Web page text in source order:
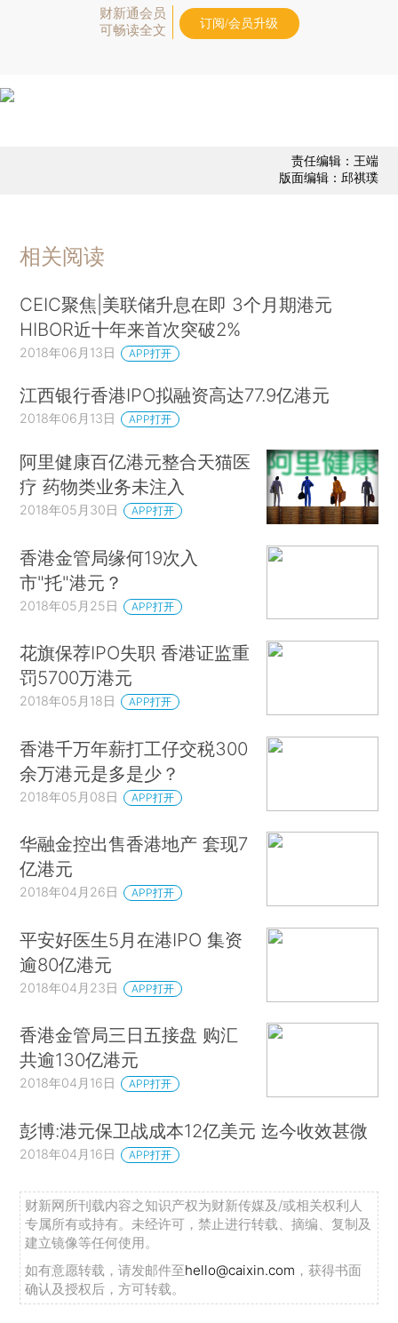
财新通会员
可畅读全文
订阅/会员升级
责任编辑：王端
版面编辑：邱祺璞
相关阅读
CEIC聚焦|美联储升息在即 3个月期港元
HIBOR近十年来首次突破2%
2018年06月13日 APP打开
江西银行香港IPO拟融资高达77.9亿港元
2018年06月13日 APP打开
阿里健康百亿港元整合天猫医
疗 药物类业务未注入
2018年05月30日 APP打开
香港金管局缘何19次入
市"托"港元？
2018年05月25日 APP打开
花旗保荐IPO失职 香港证监重
罚5700万港元
2018年05月18日 APP打开
香港千万年薪打工仔交税300
余万港元是多是少？
2018年05月08日 APP打开
华融金控出售香港地产 套现7
亿港元
2018年04月26日 APP打开
平安好医生5月在港IPO 集资
逾80亿港元
2018年04月23日 APP打开
香港金管局三日五接盘 购汇
共逾130亿港元
2018年04月16日 APP打开
彭博:港元保卫战成本12亿美元 迄今收效甚微
2018年04月16日 APP打开
财新网所刊载内容之知识产权为财新传媒及/或相关权利人
专属所有或持有。未经许可，禁止进行转载、摘编、复制及
建立镜像等任何使用。
如有意愿转载，请发邮件至hello@caixin.com ，获得书面
确认及授权后，方可转载。